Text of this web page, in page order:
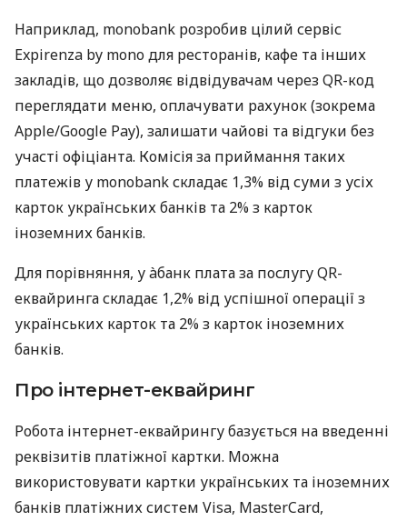
Наприклад, monobank розробив цілий сервіс
Expirenza by mono для ресторанів, кафе та інших
закладів, що дозволяє відвідувачам через QR-код
переглядати меню, оплачувати рахунок (зокрема
Apple/Google Pay), залишати чайові та відгуки без
участі офіціанта. Комісія за приймання таких
платежів у monobank складає 1,3% від суми з усіх
карток українських банків та 2% з карток
іноземних банків.
Для порівняння, у àбанк плата за послугу QR-
еквайринга складає 1,2% від успішної операції з
українських карток та 2% з карток іноземних
банків.
Про інтернет-еквайринг
Робота інтернет-еквайрингу базується на введенні
реквізитів платіжної картки. Можна
використовувати картки українських та іноземних
банків платіжних систем Visa, MasterCard,